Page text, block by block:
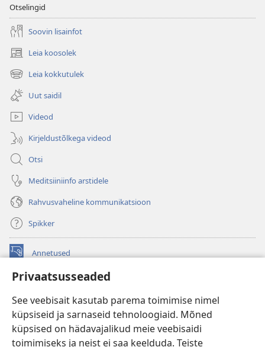
Privaatsusseaded
See veebisait kasutab parema toimimise nimel
küpsiseid ja sarnaseid tehnoloogiaid. Mõned
küpsised on hädavajalikud meie veebisaidi
toimimiseks ja neist ei saa keelduda. Teiste
Otselingid
Soovin lisainfot
Leia koosolek
(avab
uue
akna)
Leia kokkutulek
(avab
uue
akna)
Uut saidil
Videod
Kirjeldustõlkega videod
Otsi
Meditsiiniinfo arstidele
Rahvusvaheline kommunikatsioon
Spikker
Annetused
(avab
akna)
uue
akna) JW Hub
(avab
uue
akna) JW Library